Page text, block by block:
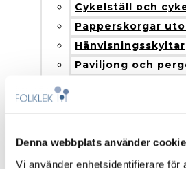
Denna webbplats använder
Vi använder enhetsidentifierare för
Cykelställ och
Papperskorgar
Hänvisningsskyltar
Paviljong och
Fallskydd
Montering och